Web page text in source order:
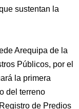
sustentan la
Arequipa de la
Públicos, por el
la primera
del terreno
de Predios